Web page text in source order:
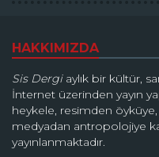
HAKKIMIZDA
Sis Dergiaylık bir kültür,
İnternet üzerinden yayın
heykele, resimden
medyadan antropolojiye
yayınlanmaktadır.